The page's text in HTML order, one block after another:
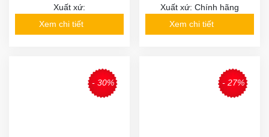
Xuất xứ:
Xem chi tiết
Xuất xứ: Chính hãng
Xem chi tiết
- 30% - 27%